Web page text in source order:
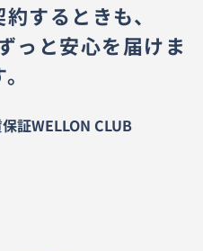
するときも、
っと安心を届けま
証WELLON CLUB